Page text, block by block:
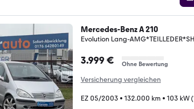
Mercedes-Benz A 210
Evolution Lang-
3.999 € Ohne Bewertung
Versicherung vergleichen
EZ 05/2003 • 132.000 km • 103 kW